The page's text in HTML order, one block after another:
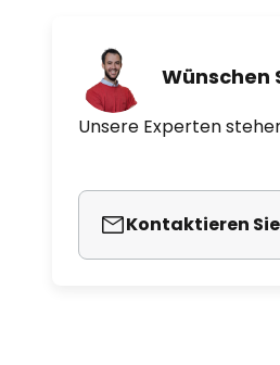
Wünschen
Unsere Experten
Kontaktieren